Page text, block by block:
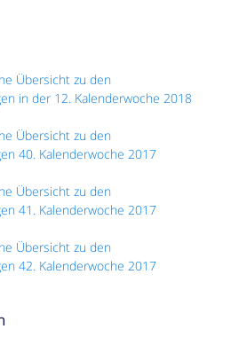
Übersicht zu den
in der 12. Kalenderwoche 2018
Übersicht zu den
40. Kalenderwoche 2017
Übersicht zu den
41. Kalenderwoche 2017
Übersicht zu den
42. Kalenderwoche 2017